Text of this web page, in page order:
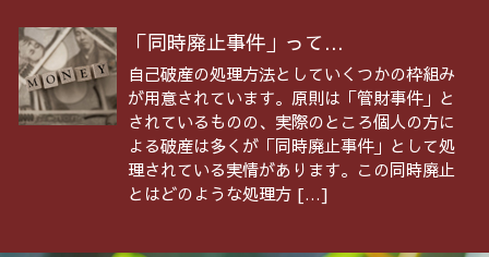
「同時廃止事件」って...
自己破産の処理方法としていくつかの枠組み
が用意されています。原則は「管財事件」と
されているものの、実際のところ個人の方に
よる破産は多くが「同時廃止事件」として処
理されている実情があります。この同時廃止
とはどのような処理方 […]